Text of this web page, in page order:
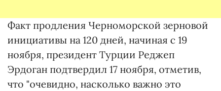
Факт продления Черноморской зерновой
инициативы на 120 дней, начиная с 19
ноября, президент Турции Реджеп
Эрдоган подтвердил 17 ноября, отметив,
что "очевидно, насколько важно это